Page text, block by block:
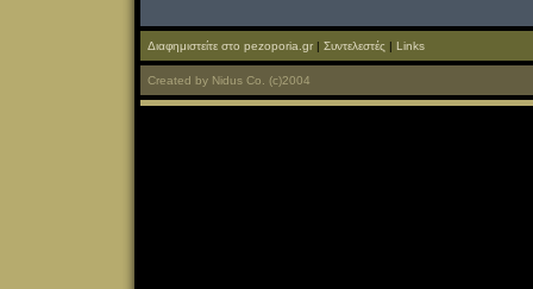
Διαφημιστείτε στο pezoporia.gr | Συντελεστές | Links
Created by Nidus Co. (c)2004